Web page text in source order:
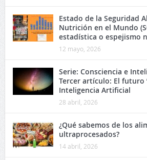
Estado de la Seguridad
Nutrición en el Mundo
estadística o espejismo
12 mayo, 2026
Serie: Consciencia e
Tercer artículo: El futuro
Inteligencia Artificial
28 abril, 2026
¿Qué sabemos de los
ultraprocesados?
14 abril, 2026